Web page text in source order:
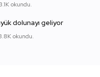
okundu.
dolunayı geliyor
okundu.